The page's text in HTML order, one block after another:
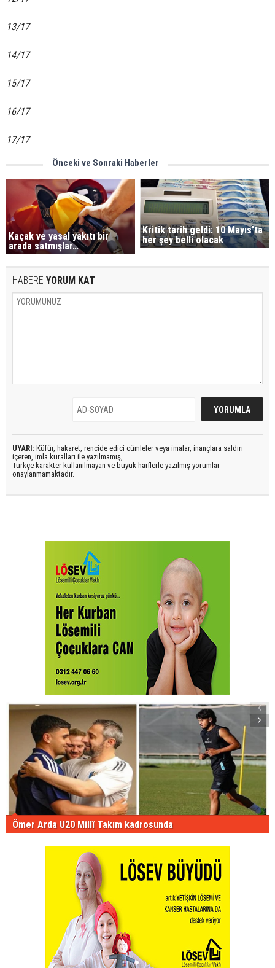
13/17
14/17
15/17
16/17
17/17
Önceki ve Sonraki Haberler
Kaçak ve yasal yakıtı bir
arada satmışlar…
Kritik tarih geldi: 10 Mayıs'ta
her şey belli olacak
HABERE YORUM KAT
UYARI: Küfür, hakaret, rencide edici cümleler veya imalar, inançlara saldırı
içeren, imla kuralları ile yazılmamış,
Türkçe karakter kullanılmayan ve büyük harflerle yazılmış yorumlar
onaylanmamaktadır.
Ömer Arda U20 Millî Takım kadrosunda